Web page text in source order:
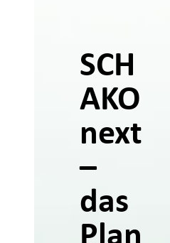
SCH
AKO
next
–
das
Plan